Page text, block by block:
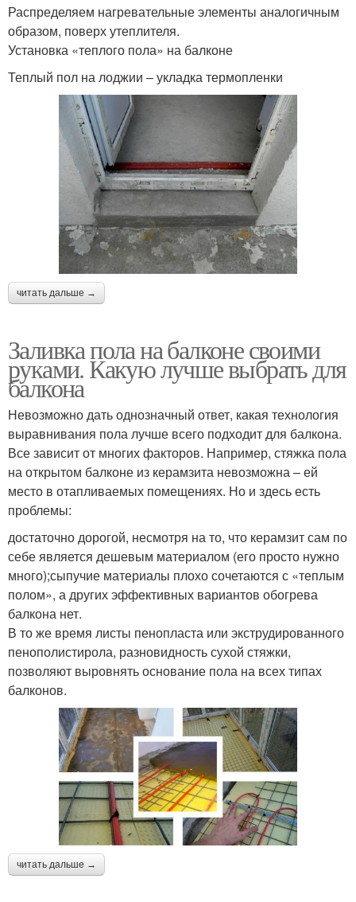
Распределяем нагревательные элементы аналогичным
образом, поверх утеплителя.
Установка «теплого пола» на балконе
Теплый пол на лоджии – укладка термопленки
читать дальше →
Заливка пола на балконе своими
руками. Какую лучше выбрать для
балкона
Невозможно дать однозначный ответ, какая технология
выравнивания пола лучше всего подходит для балкона.
Все зависит от многих факторов. Например, стяжка пола
на открытом балконе из керамзита невозможна – ей
место в отапливаемых помещениях. Но и здесь есть
проблемы:
достаточно дорогой, несмотря на то, что керамзит сам по
себе является дешевым материалом (его просто нужно
много);сыпучие материалы плохо сочетаются с «теплым
полом», а других эффективных вариантов обогрева
балкона нет.
В то же время листы пенопласта или экструдированного
пенополистирола, разновидность сухой стяжки,
позволяют выровнять основание пола на всех типах
балконов.
читать дальше →